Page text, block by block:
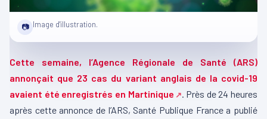
📷 Image d'illustration.
Cette semaine, l’Agence Régionale de Santé (ARS)
annonçait que 23 cas du variant anglais de la covid-19
avaient été enregistrés en Martinique
. Près de 24 heures
après cette annonce de l’ARS, Santé Publique France a publié